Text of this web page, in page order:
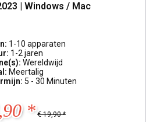
| Windows / Mac
1-10 apparaten
1-2 jaren
Wereldwijd
Meertalig
5 - 30 Minuten
* € 19,90 *